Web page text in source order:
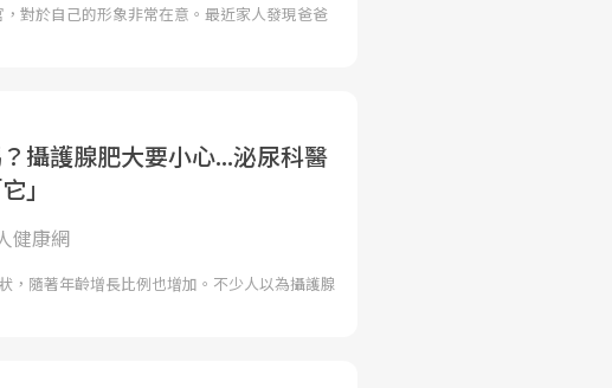
對於自己的形象非常在意。最近家人發現爸爸
攝護腺肥大要小心...泌尿科醫
」
健康網
，隨著年齡增長比例也增加。不少人以為攝護腺